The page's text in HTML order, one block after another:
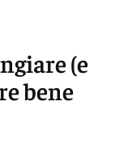
(e
bene